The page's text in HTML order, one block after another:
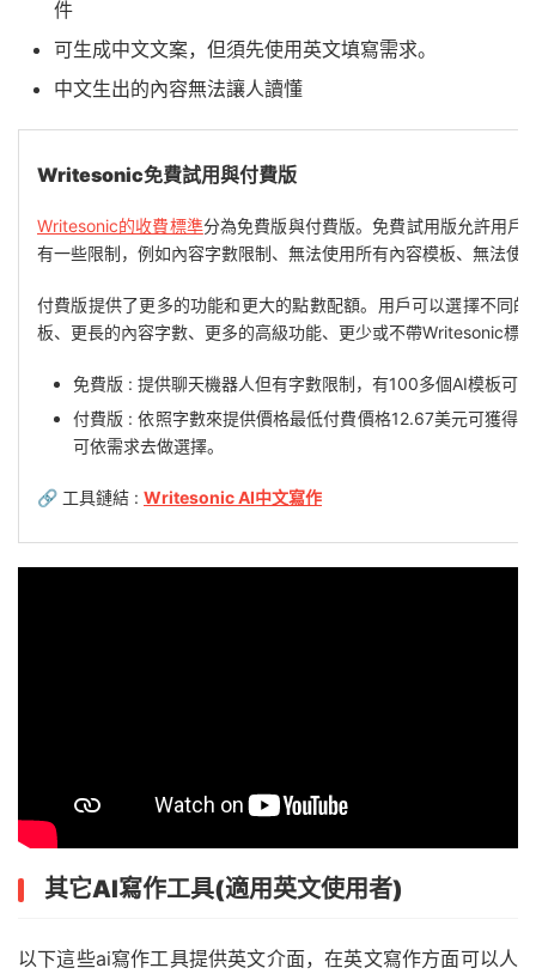
件
可生成中文文案，但須先使用英文填寫需求。
中文生出的內容無法讓人讀懂
Writesonic免費試用與付費版
Writesonic的收費標準分為免費版與付費版。免費試用版允許用
有一些限制，例如內容字數限制、無法使用所有內容模板、無法使
付費版提供了更多的功能和更大的點數配額。用戶可以選擇不同
板、更長的內容字數、更多的高級功能、更少或不帶Writesonic標
免費版 : 提供聊天機器人但有字數限制，有100多個AI模板可
付費版 : 依照字數來提供價格最低付費價格12.67美元可獲
可依需求去做選擇。
🔗 工具鏈結 : Writesonic AI中文寫作
其它AI寫作工具(適用英文使用者)
以下這些ai寫作工具提供英文介面，在英文寫作方面可以人